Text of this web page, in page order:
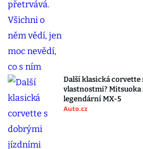
Další klasická
vlastnostmi? Mitsuoka
legendární MX-5
Auto.cz